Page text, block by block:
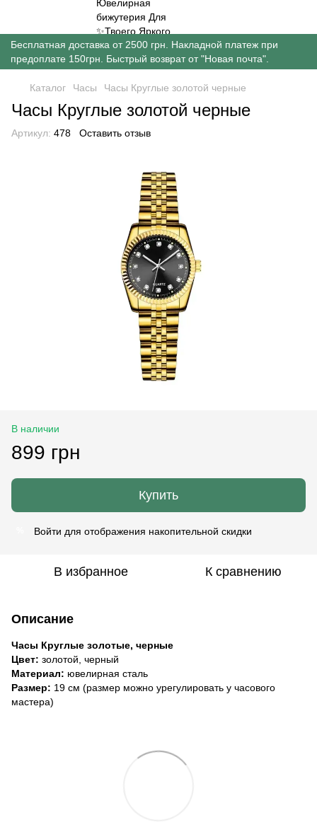
Бесплатная доставка от 2500 грн. Накладной платеж при
предоплате 150грн. Быстрый возврат от "Новая почта".
Каталог Часы Часы Круглые золотой черные
Часы Круглые золотой черные
Артикул: 478 Оставить отзыв
В наличии
899 грн
Купить
Войти для отображения накопительной скидки
В избранное К сравнению
Описание
Часы Круглые золотые, черные
Цвет: золотой, черный
Материал: ювелирная сталь
Размер: 19 см (размер можно урегулировать у часового
мастера)